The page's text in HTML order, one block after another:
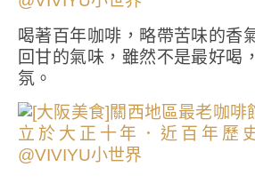
喝著百年咖啡，略帶苦味的香
回甘的氣味，雖然不是最好喝
氛。